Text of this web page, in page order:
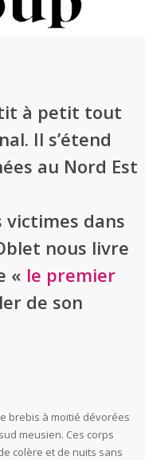
à petit tout
Il s’étend
au Nord Est
victimes dans
nous livre
« le premier
de son
brebis à moitié dévorées
meusien. Ces corps
colère et de nuits sans